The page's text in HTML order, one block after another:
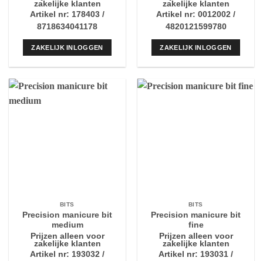
zakelijke klanten
Artikel nr: 178403 /
8718634041178
ZAKELIJK INLOGGEN
zakelijke klanten
Artikel nr: 0012002 /
4820121599780
ZAKELIJK INLOGGEN
BITS
Precision manicure bit
medium
Prijzen alleen voor
zakelijke klanten
Artikel nr: 193032 /
BITS
Precision manicure bit
fine
Prijzen alleen voor
zakelijke klanten
Artikel nr: 193031 /